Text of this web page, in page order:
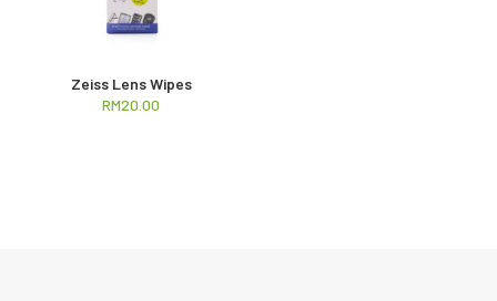
Zeiss Lens Wipes
RM20.00